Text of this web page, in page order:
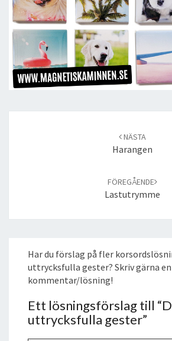
NÄSTA
Harangen
FÖREGÅENDE
Lastutrymme
Har du förslag på fler
uttrycksfulla gester? Skriv gärna en
kommentar/lösning!
Ett lösningsförslag till “
uttrycksfulla gester”